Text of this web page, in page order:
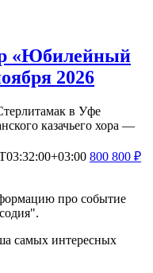
«Юбилейный
2026
в Уфе
казачьего хора —
800 800 ₽
про событие
самых интересных